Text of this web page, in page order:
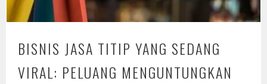
BISNIS JASA TITIP YANG SEDANG
VIRAL: PELUANG MENGUNTUNGKAN